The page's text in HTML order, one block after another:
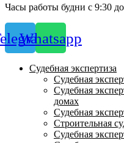
Часы работы будни с 9:30
Whatsapp
Судебная экспертиза
Судебная
Судебная
домах
Судебная
Строительная
Судебная